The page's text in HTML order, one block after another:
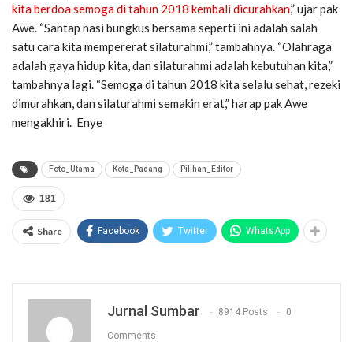
kita berdoa semoga di tahun 2018 kembali dicurahkan,” ujar pak
Awe. “Santap nasi bungkus bersama seperti ini adalah salah
satu cara kita mempererat silaturahmi,” tambahnya. “Olahraga
adalah gaya hidup kita, dan silaturahmi adalah kebutuhan kita,”
tambahnya lagi. “Semoga di tahun 2018 kita selalu sehat, rezeki
dimurahkan, dan silaturahmi semakin erat,” harap pak Awe
mengakhiri. Enye
Foto_Utama Kota_Padang Pilihan_Editor
181
Share Facebook Twitter WhatsApp
Jurnal Sumbar 8914 Posts 0
Comments